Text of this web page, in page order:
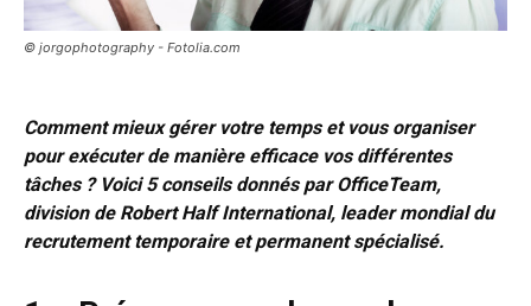
© jorgophotography - Fotolia.com
Comment mieux gérer votre temps et vous organiser
pour exécuter de manière efficace vos différentes
tâches ? Voici 5 conseils donnés par OfficeTeam,
division de Robert Half International, leader mondial du
recrutement temporaire et permanent spécialisé.